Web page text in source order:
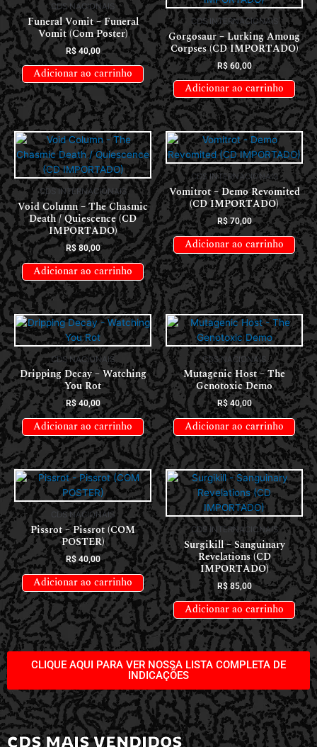
CDS NACIONAIS
Funeral Vomit – Funeral
Vomit (Com Poster)
R$40,00
Adicionar ao carrinho
CDS INTERNACIONAIS
Gorgosaur – Lurking Among
Corpses (CD IMPORTADO)
R$60,00
Adicionar ao carrinho
CDS INTERNACIONAIS
Void Column – The Chasmic
Death / Quiescence (CD
IMPORTADO)
R$80,00
Adicionar ao carrinho
CDS INTERNACIONAIS
Vomitrot – Demo Revomited
(CD IMPORTADO)
R$70,00
Adicionar ao carrinho
CDS NACIONAIS
Dripping Decay – Watching
You Rot
R$40,00
Adicionar ao carrinho
CDS NACIONAIS
Mutagenic Host – The
Genotoxic Demo
R$40,00
Adicionar ao carrinho
CDS NACIONAIS
Pissrot – Pissrot (COM
POSTER)
R$40,00
Adicionar ao carrinho
CDS INTERNACIONAIS
Surgikill – Sanguinary
Revelations (CD
IMPORTADO)
R$85,00
Adicionar ao carrinho
CLIQUE AQUI PARA VER NOSSA LISTA COMPLETA DE
INDICAÇÕES
CDS MAIS VENDIDOS